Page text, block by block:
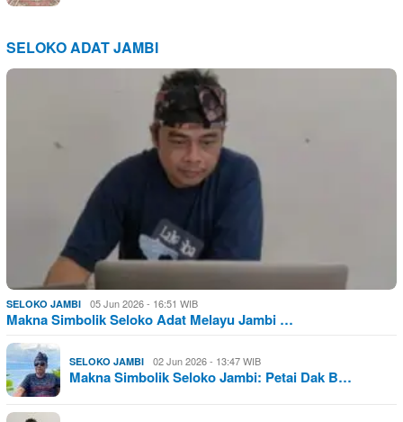
SELOKO ADAT JAMBI
SELOKO JAMBI 05 Jun 2026 - 16:51 WIB
Makna Simbolik Seloko Adat Melayu Jambi …
SELOKO JAMBI 02 Jun 2026 - 13:47 WIB
Makna Simbolik Seloko Jambi: Petai Dak B…